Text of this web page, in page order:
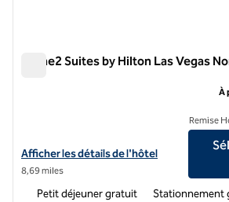
Home2 Suites by Hilton Las Vegas
Afficher les détails de l'hôtel Home2
Afficher les détails de l'hôtel
8,69 miles
À
Remise
Petit déjeuner gratuit
Stationnement